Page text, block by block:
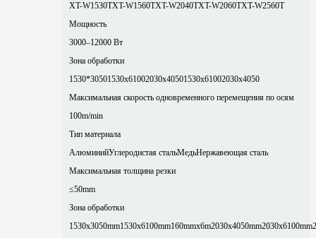
XT-W1530TXT-W1560TXT-W2040TXT-W2060TXT-W2560T
Мощность
3000–12000 Вт
Зона обработки
1530*30501530x61002030x40501530x61002030x4050
Максимальная скорость одновременного перемещения по осям
100m/min
Тип материала
АлюминийУглеродистая стальМедьНержавеющая сталь
Максимальная толщина резки
≤50mm
Зона обработки
1530x3050mm1530x6100mm160mmx6m2030x4050mm2030x6100mm